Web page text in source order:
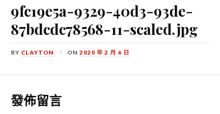
9fc19e5a-9329-40d3-93de-
87bdcdc78568-11-scaled.jpg
BY CLAYTON ON2020 年 2 月 6 日
發佈留言